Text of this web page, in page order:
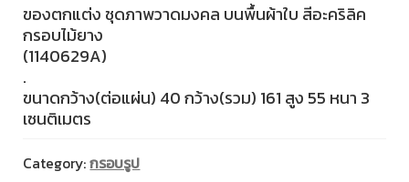
ของตกแต่ง ชุดภาพวาดมงคล บนพื้นผ้าใบ สีอะคริลิค
กรอบไม้ยาง
(1140629A)
.
ขนาดกว้าง(ต่อแผ่น) 40 กว้าง(รวม) 161 สูง 55 หนา 3
เซนติเมตร
Category:กรอบรูป